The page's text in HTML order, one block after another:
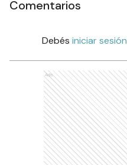
Comentarios
Debés iniciar sesión
Ads